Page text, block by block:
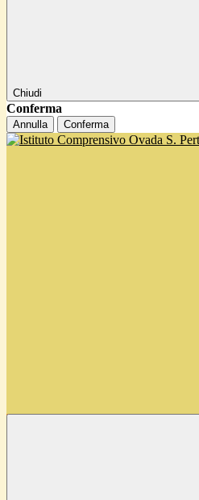
Chiudi
Conferma
Annulla Conferma